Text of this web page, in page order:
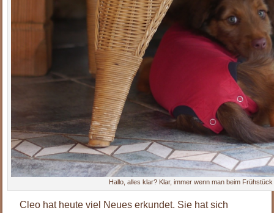
Hallo, alles klar? Klar, immer wenn man beim
Cleo hat heute viel Neues erkundet. Sie hat sich